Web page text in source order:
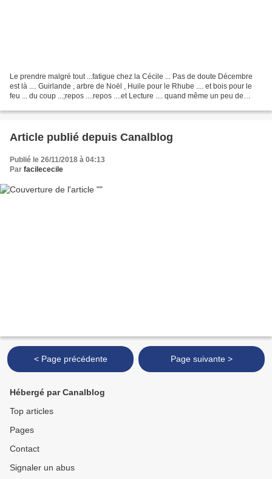
Le prendre malgré tout ...fatigue chez la Cécile ... Pas de doute Décembre
est là .... Guirlande , arbre de Noël , Huile pour le Rhube .... et bois pour le
feu ... du coup ...;repos ....repos ....et Lecture .... quand même un peu de
Article publié depuis Canalblog
Publié le 26/11/2018 à 04:13
Par facilececile
< Page précédente Page suivante >
Hébergé par Canalblog
Top articles
Pages
Contact
Signaler un abus